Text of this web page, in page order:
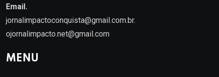
Email.
jornalimpactoconquista@gmail.com.br.
ojornalimpacto.net@gmail.com
MENU